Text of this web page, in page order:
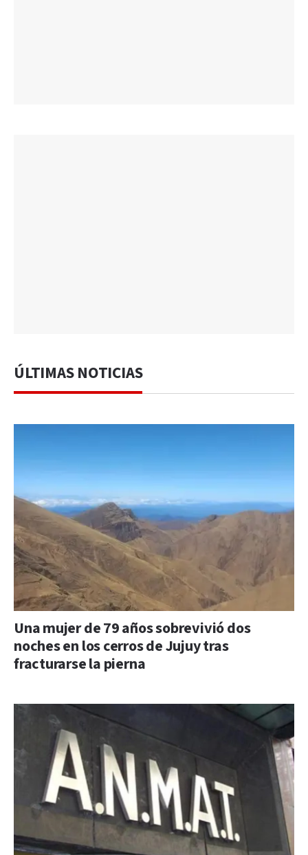
ÚLTIMAS NOTICIAS
Una mujer de 79 años sobrevivió dos
noches en los cerros de Jujuy tras
fracturarse la pierna